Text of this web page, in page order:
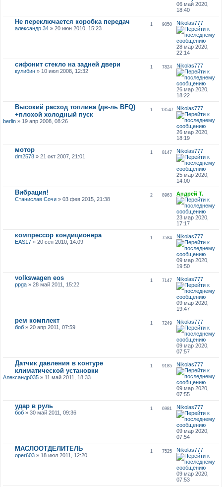
06 май 2020,
18:40
Не переключается коробка передач
александр 34» 20 июн 2010, 15:23
1 9050 Nikolas777
28 мар 2020,
22:14
сифонит стекло на задней двери
кулибин» 10 июл 2008, 12:32
1 7824 Nikolas777
26 мар 2020,
18:22
Высокий расход топлива (дв-ль BFQ)
+плохой холодный пуск
berlin» 19 апр 2008, 08:26
1 13547 Nikolas777
26 мар 2020,
18:19
мотор
dm2578» 21 окт 2007, 21:01
1 8147 Nikolas777
25 мар 2020,
14:00
Вибрация!
Станислав Сочи» 03 фев 2015, 21:38
2 8963 Андрей Т.
23 мар 2020,
17:17
компрессор кондиционера
EAS17» 20 сен 2010, 14:09
1 7584 Nikolas777
09 мар 2020,
19:50
volkswagen eos
ppga» 28 май 2011, 15:22
1 7147 Nikolas777
09 мар 2020,
19:47
рем комплект
боб» 20 апр 2011, 07:59
1 7249 Nikolas777
09 мар 2020,
07:57
Датчик давления в контуре
климатической установки
Александр035» 11 май 2011, 18:33
1 9185 Nikolas777
09 мар 2020,
07:55
удар в руль
боб» 30 май 2011, 09:36
1 6981 Nikolas777
09 мар 2020,
07:54
МАСЛООТДЕЛИТЕЛЬ
oper603» 18 июл 2011, 12:20
1 7525 Nikolas777
09 мар 2020,
07:53